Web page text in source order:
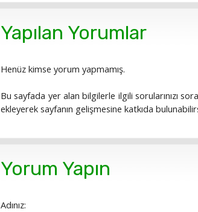
Yapılan Yorumlar
Henüz kimse yorum yapmamış.
Bu sayfada yer alan bilgilerle ilgili sorularınızı
ekleyerek sayfanın gelişmesine katkıda
Yorum Yapın
Adınız: